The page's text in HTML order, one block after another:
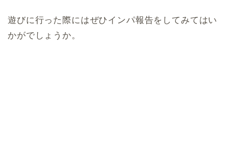
遊びに行った際にはぜひインパ報告をしてみてはい
かがでしょうか。